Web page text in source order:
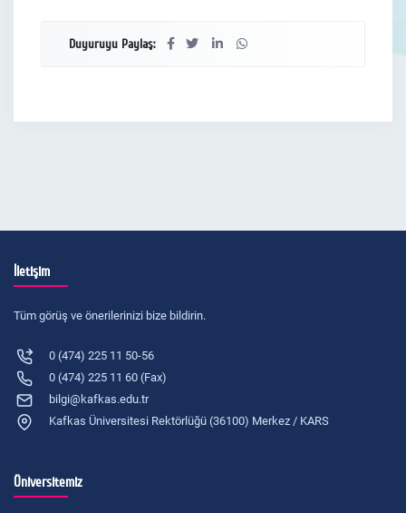
Duyuruyu Paylaş:
İletişim
Tüm görüş ve önerilerinizi bize bildirin.
0 (474) 225 11 50-56
0 (474) 225 11 60 (Fax)
bilgi@kafkas.edu.tr
Kafkas Üniversitesi Rektörlüğü (36100) Merkez / KARS
Üniversitemiz